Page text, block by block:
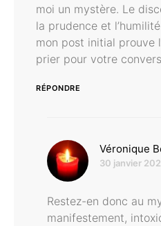
moi un mystère. Le
la prudence et
mon post initial prouve
prier pour votre
RÉPONDRE
Véronique
30 janvier
Restez-en donc au
manifestement,